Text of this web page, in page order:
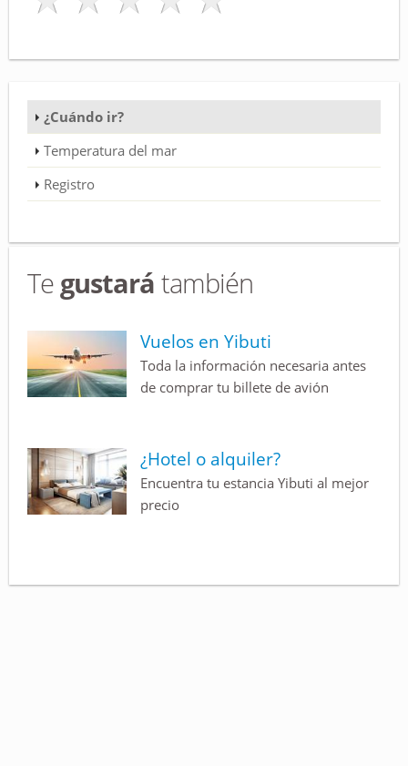
¿Cuándo ir?
Temperatura del mar
Registro
Te gustará también
Vuelos en Yibuti
Toda la información necesaria antes
de comprar tu billete de avión
¿Hotel o alquiler?
Encuentra tu estancia Yibuti al mejor
precio